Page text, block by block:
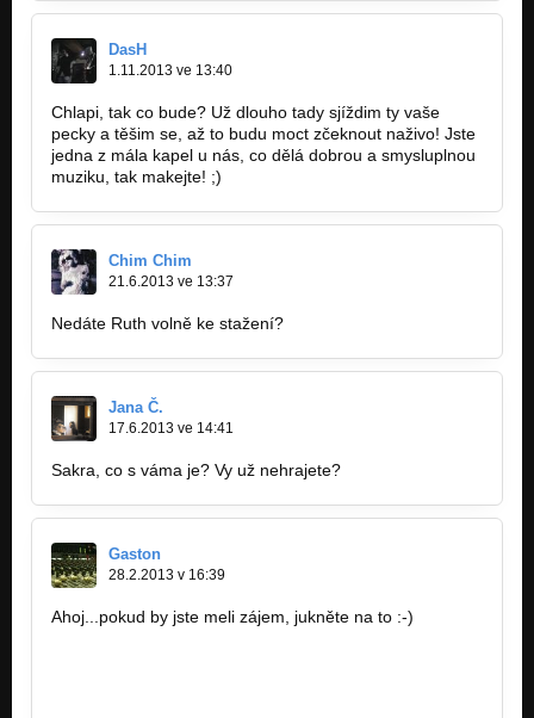
DasH
1.11.2013 ve 13:40
Chlapi, tak co bude? Už dlouho tady sjíždim ty vaše
pecky a těšim se, až to budu moct zčeknout naživo! Jste
jedna z mála kapel u nás, co dělá dobrou a smysluplnou
muziku, tak makejte! ;)
Chim Chim
21.6.2013 ve 13:37
Nedáte Ruth volně ke stažení?
Jana Č.
17.6.2013 ve 14:41
Sakra, co s váma je? Vy už nehrajete?
Gaston
28.2.2013 v 16:39
Ahoj...pokud by jste meli zájem, jukněte na to :-)